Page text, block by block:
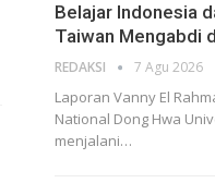
Belajar Indonesia
Taiwan Mengabdi
REDAKSI 7 Agu 2026
Laporan Vanny El
National Dong Hwa
menjalani…